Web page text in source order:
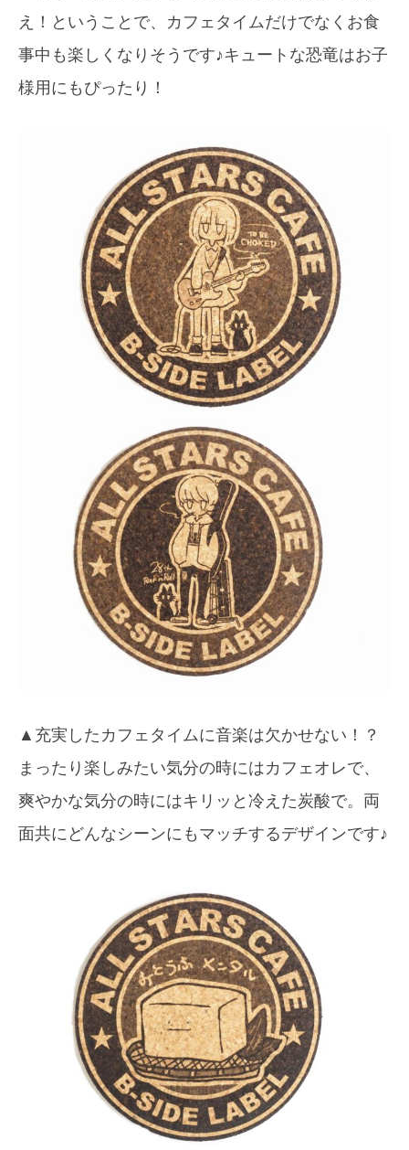
え！ということで、カフェタイムだけでなくお食
事中も楽しくなりそうです♪キュートな恐竜はお子
様用にもぴったり！
▲充実したカフェタイムに音楽は欠かせない！？
まったり楽しみたい気分の時にはカフェオレで、
爽やかな気分の時にはキリッと冷えた炭酸で。両
面共にどんなシーンにもマッチするデザインです♪